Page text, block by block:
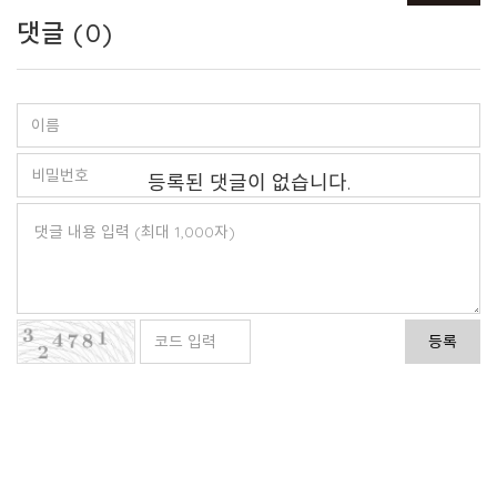
댓글 (0)
등록된 댓글이 없습니다.
등록